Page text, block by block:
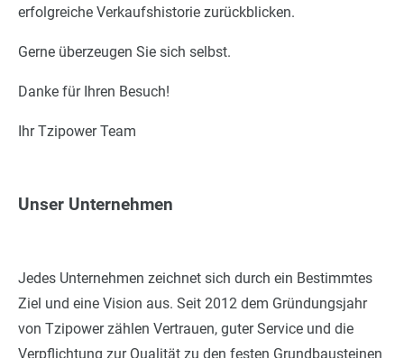
erfolgreiche Verkaufshistorie zurückblicken.
Gerne überzeugen Sie sich selbst.
Danke für Ihren Besuch!
Ihr Tzipower Team
Unser Unternehmen
Jedes Unternehmen zeichnet sich durch ein Bestimmtes
Ziel und eine Vision aus. Seit 2012 dem Gründungsjahr
von Tzipower zählen Vertrauen, guter Service und die
Verpflichtung zur Qualität zu den festen Grundbausteinen